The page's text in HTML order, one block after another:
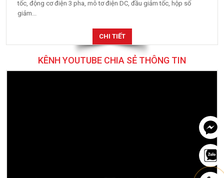
tốc, động cơ điện 3 pha, mô tơ điện DC, đầu giảm tốc, hộp số
giảm...
CHI TIẾT
KÊNH YOUTUBE CHIA SẺ THÔNG TIN